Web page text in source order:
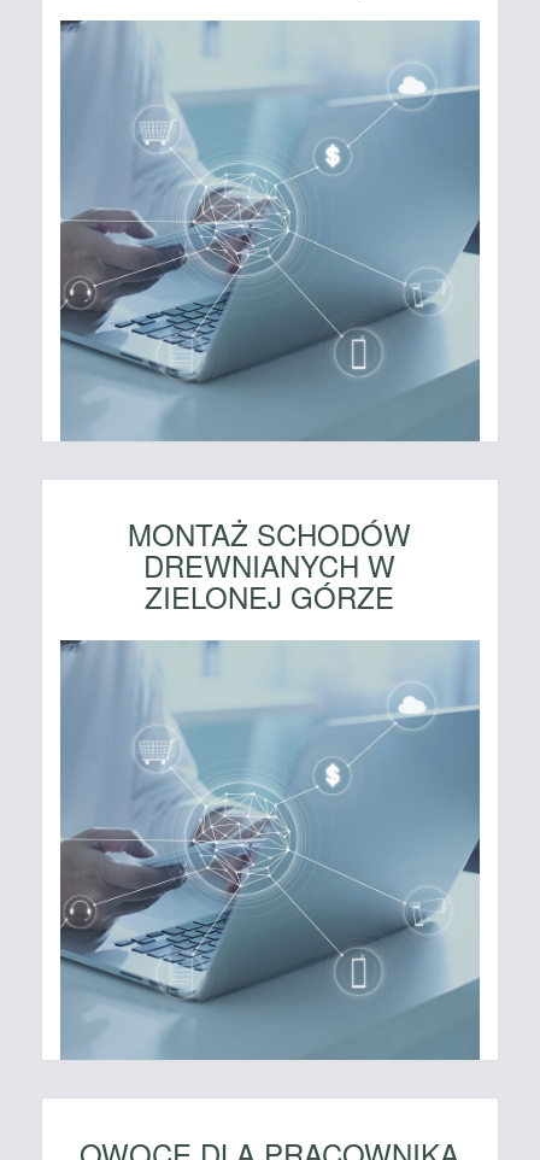
MONTAŻ SCHODÓW
DREWNIANYCH W
ZIELONEJ GÓRZE